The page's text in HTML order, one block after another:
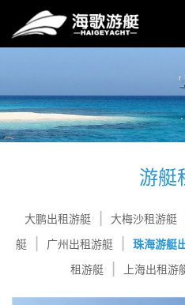
游艇
大鹏出租游艇 大梅沙租游艇
艇
广州出租游艇 珠海游艇
租游艇
上海出租游